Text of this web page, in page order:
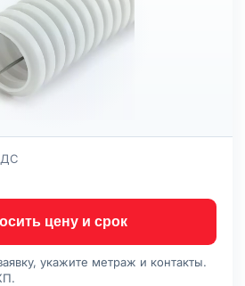
цену и срок
укажите метраж и контакты.